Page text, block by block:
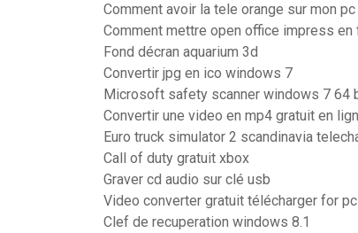
Comment avoir la tele orange sur mon pc
Comment mettre open office impress en
Fond décran aquarium 3d
Convertir jpg en ico windows 7
Microsoft safety scanner windows 7 64
Convertir une video en mp4 gratuit en
Euro truck simulator 2 scandinavia
Call of duty gratuit xbox
Graver cd audio sur clé usb
Video converter gratuit télécharger for pc
Clef de recuperation windows 8.1